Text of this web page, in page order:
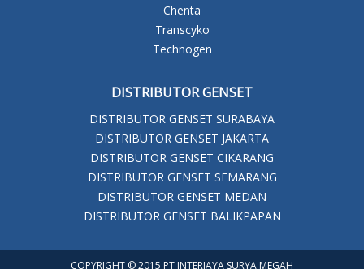
Chenta
Transcyko
Technogen
DISTRIBUTOR GENSET
DISTRIBUTOR GENSET SURABAYA
DISTRIBUTOR GENSET JAKARTA
DISTRIBUTOR GENSET CIKARANG
DISTRIBUTOR GENSET SEMARANG
DISTRIBUTOR GENSET MEDAN
DISTRIBUTOR GENSET BALIKPAPAN
COPYRIGHT © 2015 PT INTERJAYA SURYA MEGAH